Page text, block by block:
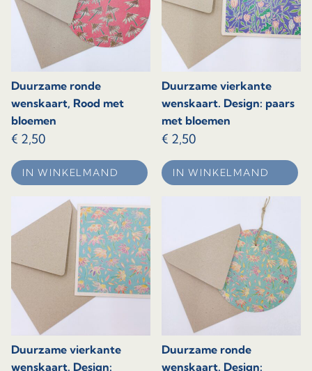
Duurzame ronde
wenskaart, Rood met
bloemen
€ 2,50
IN WINKELMAND
Duurzame vierkante
wenskaart. Design: paars
met bloemen
€ 2,50
IN WINKELMAND
Duurzame vierkante
wenskaart. Design:
Duurzame ronde
wenskaart. Design: